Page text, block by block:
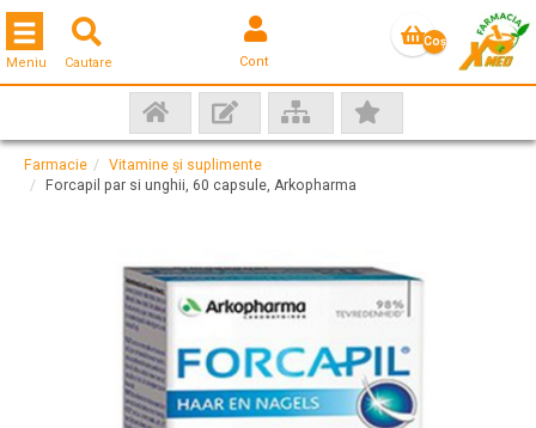
Cautare Cont
Coş
Toggle navigation
Meniu
Farmacie
Vitamine și suplimente
Forcapil par si unghii, 60 capsule, Arkopharma